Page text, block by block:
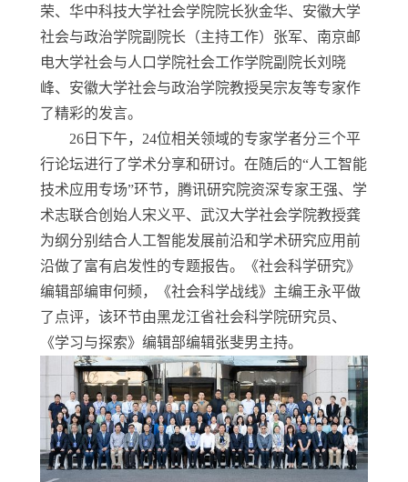
荣、华中科技大学社会学院院长狄金华、安徽大学
社会与政治学院副院长（主持工作）张军、南京邮
电大学社会与人口学院社会工作学院副院长刘晓
峰、安徽大学社会与政治学院教授吴宗友等专家作
了精彩的发言。
26 日下午， 24位相关领域的专家学者分三个平
行论坛进行了学术分享和研讨。在随后的“人工智能
技术应用专场”环节，腾讯研究院资深专家王强、学
术志联合创始人宋义平、武汉大学社会学院教授龚
为纲分别结合人工智能发展前沿和学术研究应用前
沿做了富有启发性的专题报告。《社会科学研究》
编辑部编审何频，《社会科学战线》主编王永平做
了点评，该环节由黑龙江省社会科学院研究员、
《学习与探索》编辑部编辑张斐男主持。